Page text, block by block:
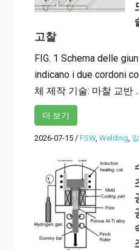
고찰
FIG. 1 Schema delle
indicano i due cordoni
체 제작 기술: 마찰 교반
더 보기
2026-07-15/ FSW, Welding,